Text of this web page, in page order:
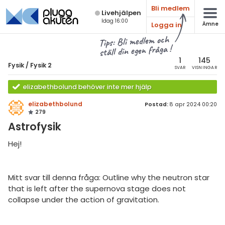
Live­hjälpen
Idag 16:00
Bli medlem
Logga in
Ämne
Tips: Bli medlem och
ställ din egen fråga !
Fysik / Fysik 2 1
SVAR
145
VISNINGAR
elizabethbolund behöver inte mer hjälp
elizabethbolund
279
Postad: 8 apr 2024 00:20
Astrofysik
Hej!
Mitt svar till denna fråga: Outline why the neutron star
that is left after the supernova stage does not
collapse under the action of gravitation.
Alla ämnen
Fysik
Alla trådar
Grundskola
Allmänna diskussioner
& Bygg
språk